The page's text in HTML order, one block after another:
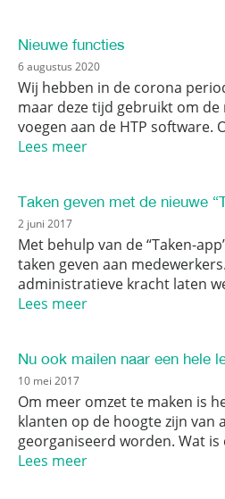
Nieuwe functies
6 augustus 2020
Wij hebben in de corona
maar deze tijd gebruikt om
voegen aan de HTP software.
Lees meer
Taken geven met de nieuwe
2 juni 2017
Met behulp van de “Taken-
taken geven aan
administratieve kracht laten
Lees meer
Nu ook mailen naar een hele
10 mei 2017
Om meer omzet te maken is
klanten op de hoogte zijn van
georganiseerd worden. Wat
Lees meer